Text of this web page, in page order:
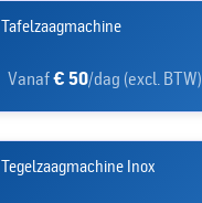
Tafelzaagmachine
Vanaf€ 50/dag (excl. BTW)
Tegelzaagmachine Inox